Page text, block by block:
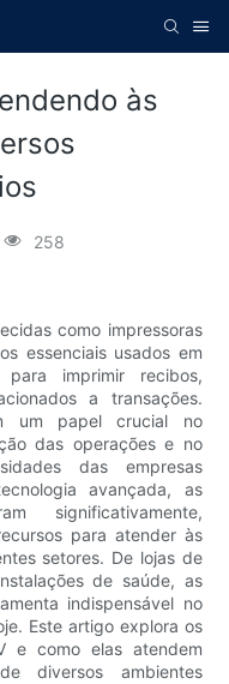
às
258
como impressoras
essenciais usados ​​em
para imprimir recibos,
a transações.
um papel crucial no
das operações e no
das empresas
avançada, as
significativamente,
para atender às
setores. De lojas de
de saúde, as
indispensável no
Este artigo explora os
e como elas atendem
diversos ambientes